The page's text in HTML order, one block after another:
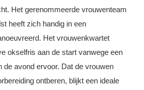
Het gerenommeerde vrouwenteam
heeft zich handig in een
Het vrouwenkwartet
okselfris aan de start vanwege een
de avond ervoor. Dat de vrouwen
ontberen, blijkt een ideale